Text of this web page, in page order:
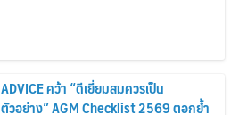
ADVICE คว้า “ดีเยี่ยมสมควรเป็น
ตัวอย่าง” AGM Checklist 2569 ตอกย้ำ